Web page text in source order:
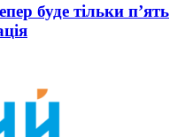
буде тільки п’ять